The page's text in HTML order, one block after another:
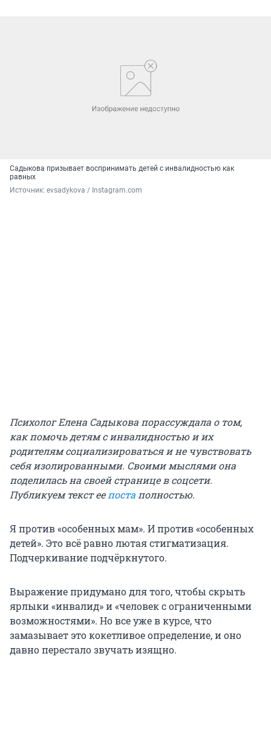
Садыкова призывает воспринимать детей с инвалидностью как
равных
Источник: evsadykova / Instagram.com
Психолог Елена Садыкова порассуждала о том,
как помочь детям с инвалидностью и их
родителям социализироваться и не чувствовать
себя изолированными. Своими мыслями она
поделилась на своей странице в соцсети.
Публикуем текст ее поста полностью.
Я против «особенных мам». И против «особенных
детей». Это всё равно лютая стигматизация.
Подчеркивание подчёркнутого.
Выражение придумано для того, чтобы скрыть
ярлыки «инвалид» и «человек с ограниченными
возможностями». Но все уже в курсе, что
замазывает это кокетливое определение, и оно
давно перестало звучать изящно.